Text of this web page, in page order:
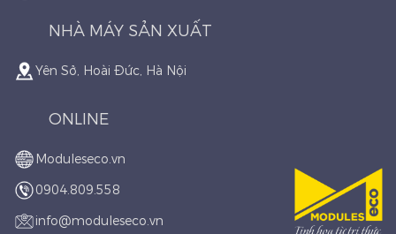
NHÀ MÁY SẢN XUẤT
Yên Sở, Hoài Đức, Hà Nội
ONLINE
Moduleseco.vn
0904.809.558
info@moduleseco.vn